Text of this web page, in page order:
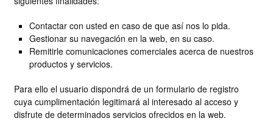
Contactar con usted en caso de que así nos lo pida.
Gestionar su navegación en la web, en su caso.
Remitirle comunicaciones comerciales acerca de nuestros
productos y servicios.
Para ello el usuario dispondrá de un formulario de registro
cuya cumplimentación legitimará al interesado al acceso y
disfrute de determinados servicios ofrecidos en la web.